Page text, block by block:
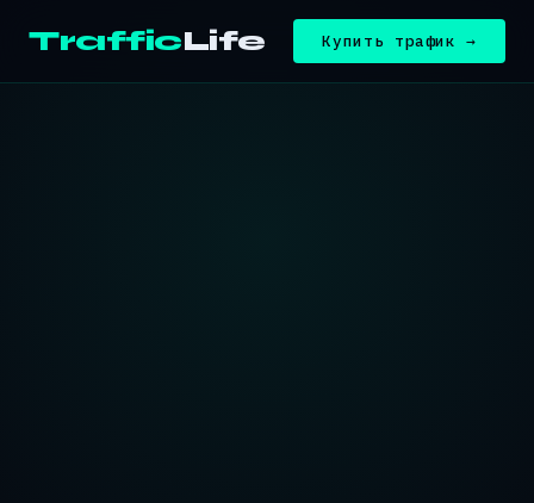
TrafficLife Купить трафик →